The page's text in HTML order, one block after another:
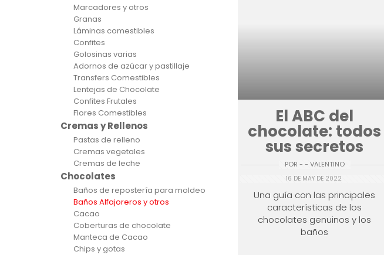
Marcadores y otros
Granas
Láminas comestibles
Confites
Golosinas varias
Adornos de azúcar y pastillaje
Transfers Comestibles
Lentejas de Chocolate
Confites Frutales
Flores Comestibles
Cremas y Rellenos
Pastas de relleno
Cremas vegetales
Cremas de leche
Chocolates
Baños de repostería para moldeo
Baños Alfajoreros y otros
Cacao
Coberturas de chocolate
Manteca de Cacao
Chips y gotas
El ABC del
chocolate: todos
sus secretos
POR - - VALENTINO
16 DE MAY DE 2022
Una guía con las principales
características de los
chocolates genuinos y los
baños